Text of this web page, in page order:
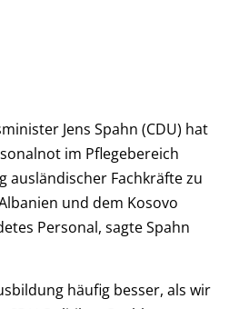
Jens Spahn (CDU) hat
im Pflegebereich
ausländischer Fachkräfte zu
und dem Kosovo
Personal, sagte Spahn
häufig besser, als wir